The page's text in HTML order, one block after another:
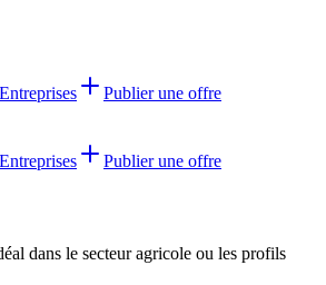
Entreprises Publier une offre
Entreprises Publier une offre
dans le secteur agricole ou les profils